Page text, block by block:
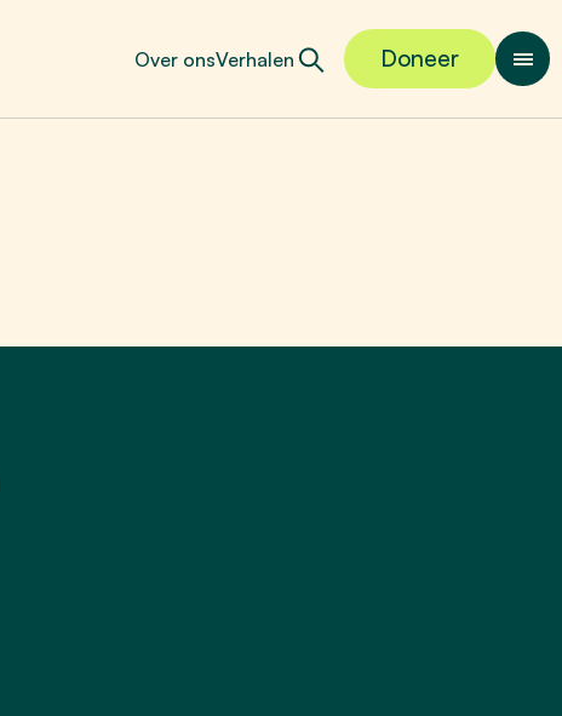
Over onsVerhalen Doneer